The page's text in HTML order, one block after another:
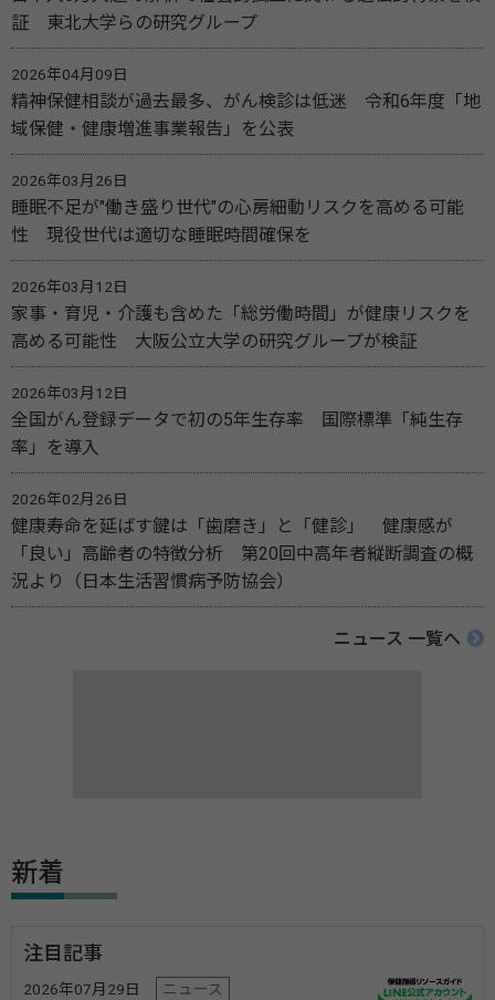
証 東北大学らの研究グループ
2026年04月09日
精神保健相談が過去最多、がん検診は低迷 令和6年度「地
域保健・健康増進事業報告」を公表
2026年03月26日
睡眠不足が"働き盛り世代"の心房細動リスクを高める可能
性 現役世代は適切な睡眠時間確保を
2026年03月12日
家事・育児・介護も含めた「総労働時間」が健康リスクを
高める可能性 大阪公立大学の研究グループが検証
2026年03月12日
全国がん登録データで初の5年生存率 国際標準「純生存
率」を導入
2026年02月26日
健康寿命を延ばす鍵は「歯磨き」と「健診」 健康感が
「良い」高齢者の特徴分析 第20回中高年者縦断調査の概
況より（日本生活習慣病予防協会）
ニュース 一覧へ
新着
注目記事
2026年07月29日 ニュース